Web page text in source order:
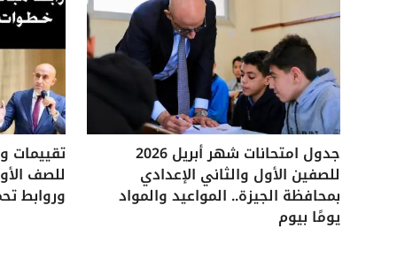
جدول امتحانات شهر أبريل 2026
للصفين الأول والثاني الإعدادي
بمحافظة الجيزة.. المواعيد والمواد
يومًا بيوم
للصف
وروابط